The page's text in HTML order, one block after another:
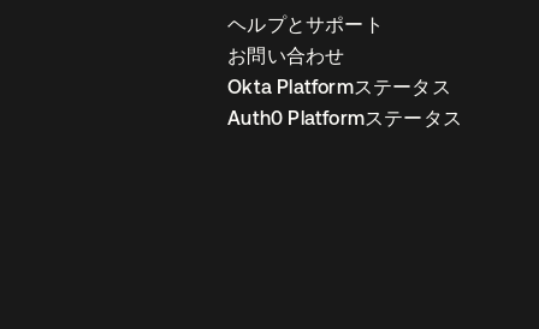
ヘルプとサポート
お問い合わせ
Okta Platformステータス
Auth0 Platformステータス